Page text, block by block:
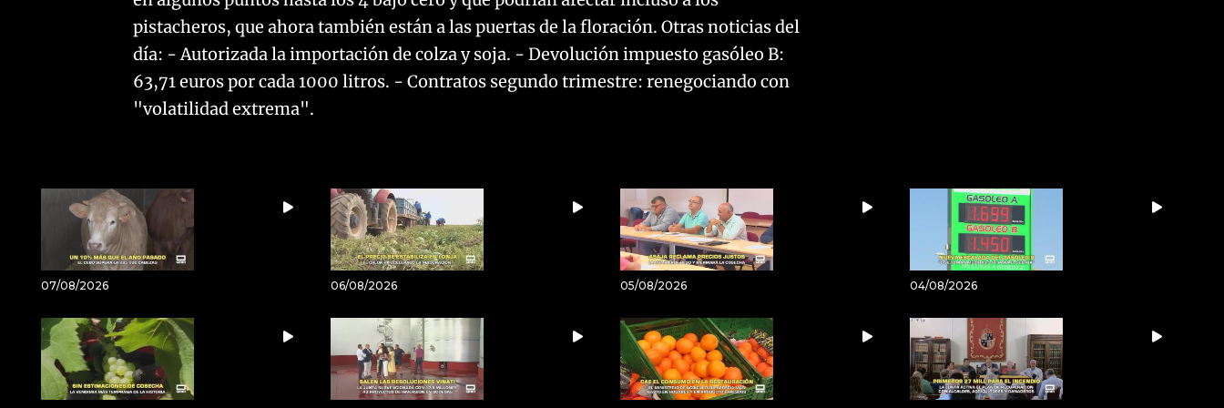
pistacheros, que ahora también están a las puertas de la floración. Otras noticias del
día: - Autorizada la importación de colza y soja. - Devolución impuesto gasóleo B:
63,71 euros por cada 1000 litros. - Contratos segundo trimestre: renegociando con
"volatilidad extrema".
07/08/2026 06/08/2026 05/08/2026 04/08/2026